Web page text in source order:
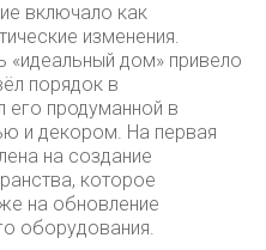
включало как
изменения.
«идеальный дом» привело
порядок в
его продуманной в
и декором. На первая
на создание
которое
на обновление
оборудования.